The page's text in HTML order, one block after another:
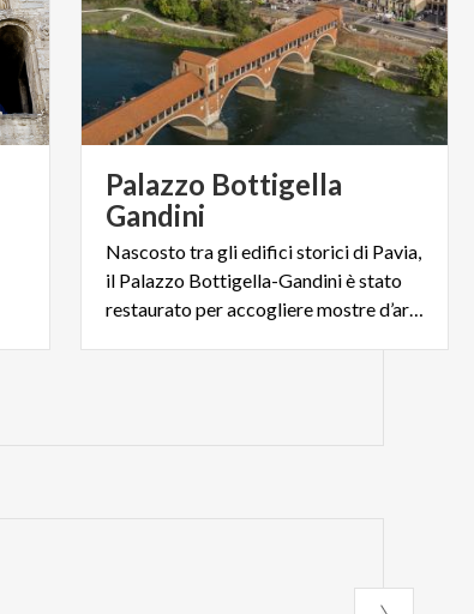
Palazzo Bottigella
Gandini
Nascosto tra gli edifici storici di Pavia,
il Palazzo Bottigella-Gandini è stato
restaurato per accogliere mostre d’arte contemporanea